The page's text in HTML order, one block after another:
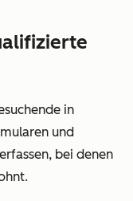
in
und
bei denen